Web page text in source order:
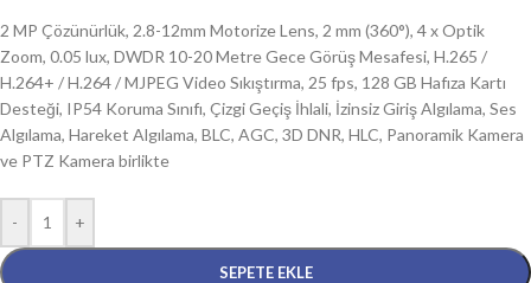
2 MP Çözünürlük, 2.8-12mm Motorize Lens, 2 mm (360°), 4 x Optik
Zoom, 0.05 lux, DWDR 10-20 Metre Gece Görüş Mesafesi, H.265 /
H.264+ / H.264 / MJPEG Video Sıkıştırma, 25 fps, 128 GB Hafıza Kartı
Desteği, IP54 Koruma Sınıfı, Çizgi Geçiş İhlali, İzinsiz Giriş Algılama, Ses
Algılama, Hareket Algılama, BLC, AGC, 3D DNR, HLC, Panoramik Kamera
ve PTZ Kamera birlikte
- +
SEPETE EKLE